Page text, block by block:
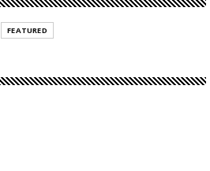
CHHATTISGAR
FEATURED